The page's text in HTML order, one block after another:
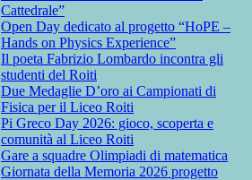
Cattedrale”
Open Day dedicato al progetto “HoPE –
Hands on Physics Experience”
Il poeta Fabrizio Lombardo incontra gli
studenti del Roiti
Due Medaglie D’oro ai Campionati di
Fisica per il Liceo Roiti
Pi Greco Day 2026: gioco, scoperta e
comunità al Liceo Roiti
Gare a squadre Olimpiadi di matematica
Giornata della Memoria 2026 progetto